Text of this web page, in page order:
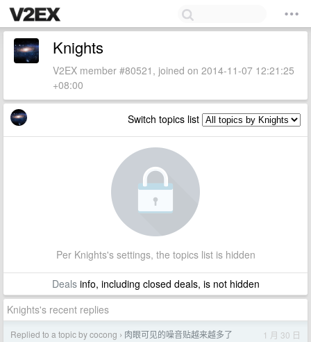
Knights
V2EX member #80521, joined on 2014-11-07 12:21:25
+08:00
Switch topics list
Per Knights's settings, the topics list is hidden
Dealsinfo, including closed deals, is not hidden
Knights's recent replies
Replied to a topic by cocong › 肉眼可见的噪音贴越来越多了 1 月 30 日